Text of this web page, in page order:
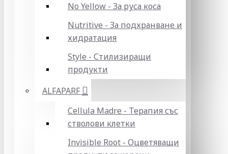
No Yellow - За руса коса
Nutritive - За подхранване и
хидратация
Style - Стилизиращи
продукти
ALFAPARF
Cellula Madre - Терапия със
стволови клетки
Invisible Root - Оцветяващи